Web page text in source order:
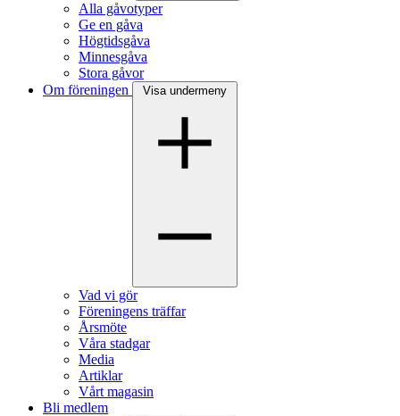
Alla gåvotyper
Ge en gåva
Högtidsgåva
Minnesgåva
Stora gåvor
Om föreningen
Visa undermeny
Vad vi gör
Föreningens träffar
Årsmöte
Våra stadgar
Media
Artiklar
Vårt magasin
Bli medlem